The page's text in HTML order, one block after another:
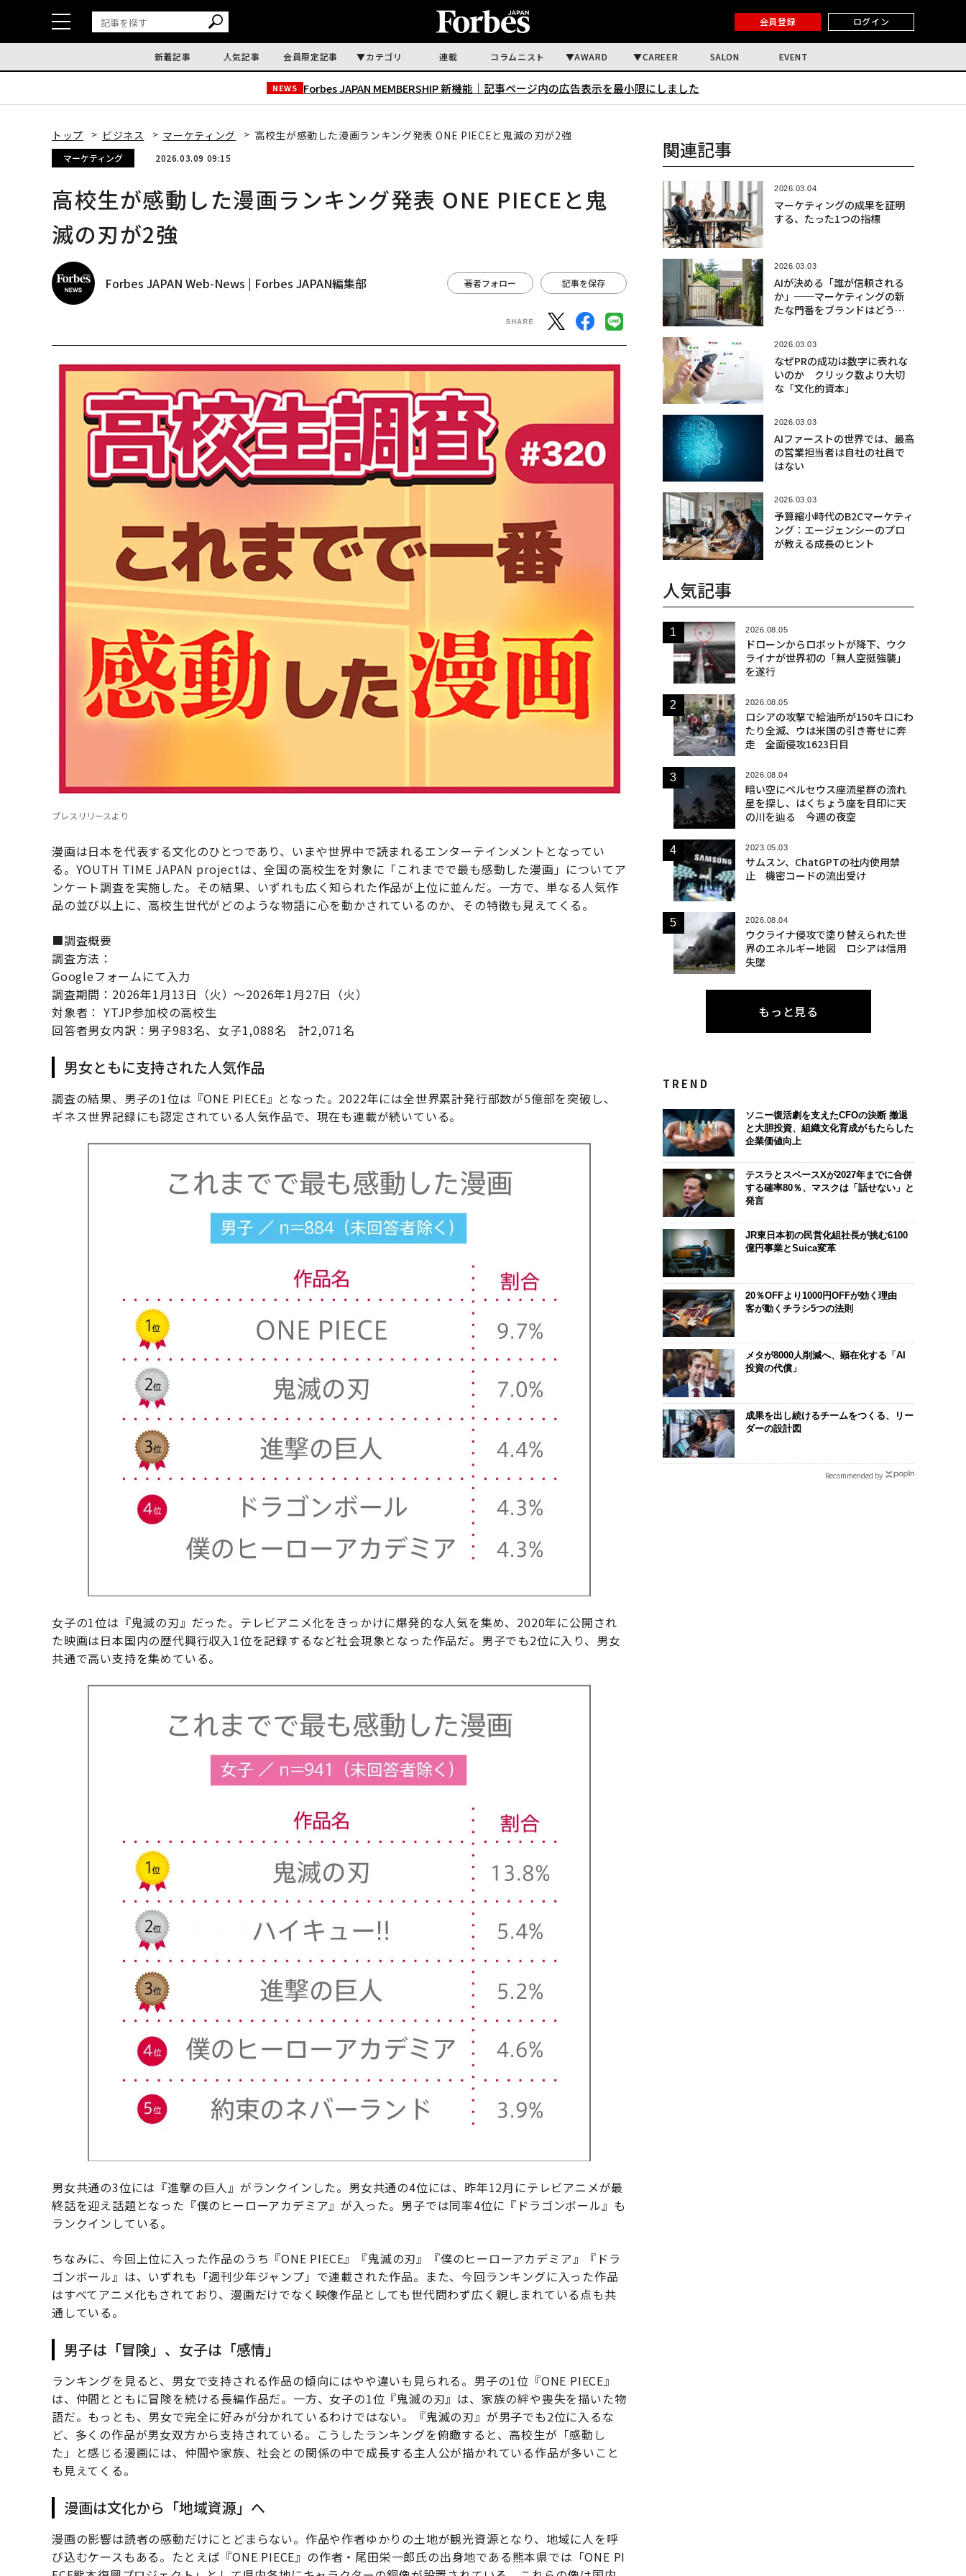
会員登録 ログイン
新着記事 人気記事 会員限定記事 カテゴリ 連載 コラムニスト AWARD CAREER SALON EVENT
NEWS Forbes JAPAN MEMBERSHIP 新機能｜ 記事ページ内の広告表示を最小限にしました
トップ ビジネス マーケティング 高校生が感動した漫画ランキング発表 ONE PIECEと鬼滅の刃が2強
マーケティング 2026.03.09 09:15
高校生が感動した漫画ランキング発表 ONE PIECEと鬼
滅の刃が2強
Forbes JAPAN Web-News | Forbes JAPAN編集部 著者フォロー 記事を保存
プレスリリースより
漫画は日本を代表する文化のひとつであり、いまや世界中で読まれるエンターテインメントとなってい
る。YOUTH TIME JAPAN projectは、全国の高校生を対象に「これまでで最も感動した漫画」についてア
ンケート調査を実施した。その結果、いずれも広く知られた作品が上位に並んだ。一方で、単なる人気作
品の並び以上に、高校生世代がどのような物語に心を動かされているのか、その特徴も見えてくる。
■調査概要
調査方法：
Googleフォームにて入力
調査期間：2026年1月13日（火）～2026年1月27日（火）
対象者： YTJP参加校の高校生
回答者男女内訳：男子983名、女子1,088名 計2,071名
男女ともに支持された人気作品
調査の結果、男子の1位は『ONE PIECE』となった。2022年には全世界累計発行部数が5億部を突破し、
ギネス世界記録にも認定されている人気作品で、現在も連載が続いている。
女子の1位は『鬼滅の刃』だった。テレビアニメ化をきっかけに爆発的な人気を集め、2020年に公開され
た映画は日本国内の歴代興行収入1位を記録するなど社会現象となった作品だ。男子でも2位に入り、男女
共通で高い支持を集めている。
男女共通の3位には『進撃の巨人』がランクインした。男女共通の4位には、昨年12月にテレビアニメが最
終話を迎え話題となった『僕のヒーローアカデミア』が入った。男子では同率4位に『ドラゴンボール』も
ランクインしている。
ちなみに、今回上位に入った作品のうち『ONE PIECE』『鬼滅の刃』『僕のヒーローアカデミア』『ドラ
ゴンボール』は、いずれも「週刊少年ジャンプ」で連載された作品。また、今回ランキングに入った作品
はすべてアニメ化もされており、漫画だけでなく映像作品としても世代問わず広く親しまれている点も共
通している。
男子は「冒険」、女子は「感情」
ランキングを見ると、男女で支持される作品の傾向にはやや違いも見られる。男子の1位『ONE PIECE』
は、仲間とともに冒険を続ける長編作品だ。一方、女子の1位『鬼滅の刃』は、家族の絆や喪失を描いた物
語だ。もっとも、男女で完全に好みが分かれているわけではない。『鬼滅の刃』が男子でも2位に入るな
ど、多くの作品が男女双方から支持されている。こうしたランキングを俯瞰すると、高校生が「感動し
た」と感じる漫画には、仲間や家族、社会との関係の中で成長する主人公が描かれている作品が多いこと
も見えてくる。
漫画は文化から「地域資源」へ
漫画の影響は読者の感動だけにとどまらない。作品や作者ゆかりの土地が観光資源となり、地域に人を呼
び込むケースもある。たとえば『ONE PIECE』の作者・尾田栄一郎氏の出身地である熊本県では「ONE PI
関連記事
2026.03.04
マーケティングの成果を証明
する、たった1つの指標
2026.03.03
AIが決める「誰が信頼される
か」──マーケティングの新
たな門番をブランドはどう味
2026.03.03
なぜPRの成功は数字に表れな
いのか クリック数より大切
な「文化的資本」
2026.03.03
AIファーストの世界では、最高
の営業担当者は自社の社員で
はない
2026.03.03
予算縮小時代のB2Cマーケティ
ング：エージェンシーのプロ
が教える成長のヒント
人気記事
2026.08.05
ドローンからロボットが降下、ウク
ライナが世界初の「無人空挺強襲」
を遂行
2026.08.05
ロシアの攻撃で給油所が150キロにわ
たり全滅、ウは米国の引き寄せに奔
走 全面侵攻1623日目
2026.08.04
暗い空にペルセウス座流星群の流れ
星を探し、はくちょう座を目印に天
の川を辿る 今週の夜空
2023.05.03
サムスン、ChatGPTの社内使用禁
止 機密コードの流出受け
2026.08.04
ウクライナ侵攻で塗り替えられた世
界のエネルギー地図 ロシアは信用
失墜
もっと見る
TREND
ソニー復活劇を支えたCFOの決断 撤退
と大胆投資、組織文化育成がもたらした
企業価値向上
テスラとスペースXが2027年までに合併
する確率80％、マスクは「話せない」と
発言
JR東日本初の民営化組社長が挑む6100
億円事業とSuica変革
20％OFFより1000円OFFが効く理由
客が動くチラシ5つの法則
メタが8000人削減へ、顕在化する「AI
投資の代償」
成果を出し続けるチームをつくる、リー
ダーの設計図
Recommended by